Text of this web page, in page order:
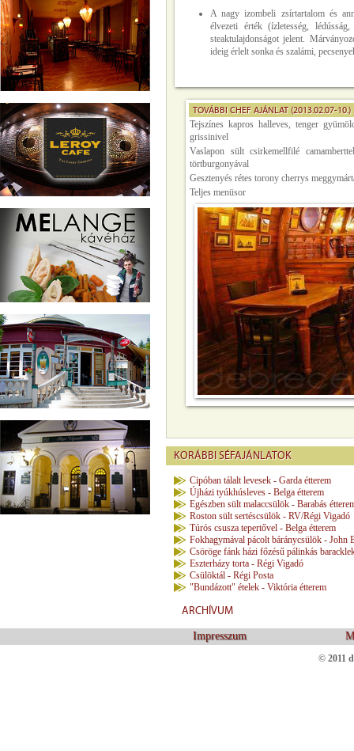
A nagy izombeli zsírtartalom és
élvezeti érték (ízletesség,
steaktulajdonságot jelent.
ideig érlelt sonka és szalámi,
TOVÁBBI CHEF AJÁNLAT (2013.02.07-10.)
Tejszínes kapros halleves, tenger
grissinivel
Vaslapon sült csirkemellfilé
törtburgonyával
Gesztenyés rétes torony cherrys
Teljes menüsor
KORÁBBI SÉFAJÁNLATOK
Cipóban tálalt levesek - Garda étterem
Újházi tyúkhúsleves - Belga étterem
Egészben sült malaccsülök - Barabás
Roston sült sertéscsülök - RV/Régi Vigadó
Túrós csusza tepertővel - Belga étterem
Fokhagymával pácolt báránycsülök - John
Csöröge fánk házi főzésű pálinkás
Eszterházy torta - Régi Vigadó
Csülöktál - Régi Posta
"Bundázott" ételek - Viktória étterem
ARCHÍVUM
Impresszum
© 2011